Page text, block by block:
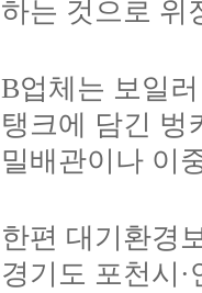
하는 것으로 위
B업체는 보일
탱크에 담긴 벙
밀배관이나 이
한편 대기환경
경기도 포천시 ·